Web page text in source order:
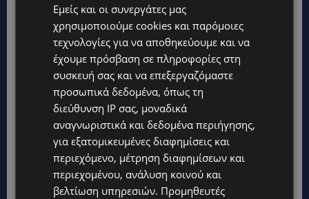
μόνα τους και μπορούν
να αναπαραχθούν θα
μπορούσε να
αποτελέσει τη βάση
μιας νέας
τεχνολογικής
επανάστασης.
Εμείς και οι συνεργάτες μας
χρησιμοποιούμε cookies και παρόμοιες
τεχνολογίες για να αποθηκεύουμε και να
έχουμε πρόσβαση σε πληροφορίες στη
συσκευή σας και να επεξεργαζόμαστε
προσωπικά δεδομένα, όπως τη
διεύθυνση IP σας, μοναδικά
αναγνωριστικά και δεδομένα περιήγησης,
για εξατομικευμένες διαφημίσεις και
περιεχόμενο, μέτρηση διαφημίσεων και
περιεχομένου, ανάλυση κοινού και
βελτίωση υπηρεσιών. Προμηθευτές